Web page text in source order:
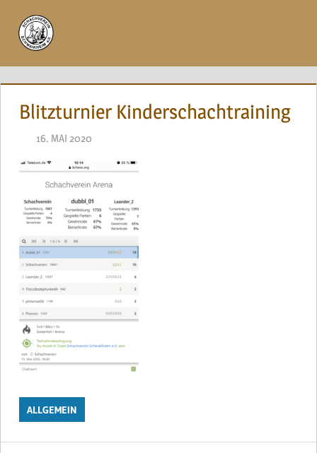
Inhalt
springen
Blitzturnier Kinderschachtraining
16. MAI 2020
ALLGEMEIN